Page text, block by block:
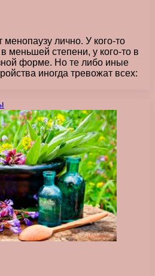
лично. У кого-то
меньшей степени, у кого-то в
форме. Но те либо иные
иногда тревожат всех: